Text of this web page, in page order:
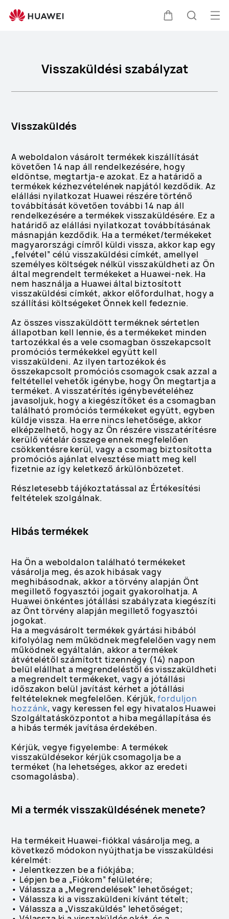
szabályzat
Visszaküldési szabályzat
Visszaküldés
A weboldalon vásárolt termékek kiszállítását
követően 14 nap áll rendelkezésére, hogy
eldöntse, megtartja-e azokat. Ez a határidő a
termékek kézhezvételének napjától kezdődik. Az
elállási nyilatkozat Huawei részére történő
továbbítását követően további 14 nap áll
rendelkezésére a termékek visszaküldésére. Ez a
határidő az elállási nyilatkozat továbbításának
másnapján kezdődik. Ha a terméket/termékeket
magyarországi címről küldi vissza, akkor kap egy
„felvétel” célú visszaküldési címkét, amellyel
személyes költségek nélkül visszaküldheti az Ön
által megrendelt termékeket a Huawei-nek. Ha
nem használja a Huawei által biztosított
visszaküldési címkét, akkor előfordulhat, hogy a
szállítási költségeket Önnek kell fedeznie.
Az összes visszaküldött terméknek sértetlen
állapotban kell lennie, és a termékeket minden
tartozékkal és a vele csomagban összekapcsolt
promóciós termékekkel együtt kell
visszaküldeni. Az ilyen tartozékok és
összekapcsolt promóciós csomagok csak azzal a
feltétellel vehetők igénybe, hogy Ön megtartja a
terméket. A visszatérítés igénybevételéhez
javasoljuk, hogy a kiegészítőket és a csomagban
található promóciós termékeket együtt, egyben
küldje vissza. Ha erre nincs lehetősége, akkor
elképzelhető, hogy az Ön részére visszatérítésre
kerülő vételár összege ennek megfelelően
csökkentésre kerül, vagy a csomag biztosította
promóciós ajánlat elvesztése miatt meg kell
fizetnie az így keletkező árkülönbözetet.
Részletesebb tájékoztatással az Értékesítési
feltételek szolgálnak.
Hibás termékek
Ha Ön a weboldalon található termékeket
vásárolja meg, és azok hibásak vagy
meghibásodnak, akkor a törvény alapján Önt
megillető fogyasztói jogait gyakorolhatja. A
Huawei önkéntes jótállási szabályzata kiegészíti
az Önt törvény alapján megillető fogyasztói
jogokat.
Ha a megvásárolt termékek gyártási hibából
kifolyólag nem működnek megfelelően vagy nem
működnek egyáltalán, akkor a termékek
átvételétől számított tizennégy (14) napon
belül elállhat a megrendeléstől és visszaküldheti
a megrendelt termékeket, vagy a jótállási
időszakon belül javítást kérhet a jótállási
feltételeknek megfelelően. Kérjük,forduljon
hozzánk, vagy keressen fel egy hivatalos Huawei
Szolgáltatásközpontot a hiba megállapítása és
a hibás termék javítása érdekében.
Kérjük, vegye figyelembe: A termékek
visszaküldésekor kérjük csomagolja be a
terméket (ha lehetséges, akkor az eredeti
csomagolásba).
Mi a termék visszaküldésének menete?
Ha termékeit Huawei-fiókkal vásárolja meg, a
következő módokon nyújthatja be visszaküldési
kérelmét:
• Jelentkezzen be a fiókjába;
• Lépjen be a „Fiókom” felületére;
• Válassza a „Megrendelések” lehetőséget;
• Válassza ki a visszaküldeni kívánt tételt;
• Válassza a „Visszaküldés” lehetőséget;